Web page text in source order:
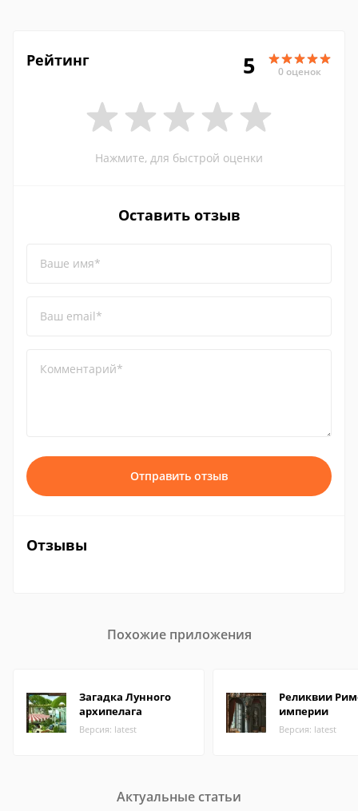
Рейтинг 5 0 оценок
Нажмите, для быстрой оценки
Оставить отзыв
Ваше имя*
Ваш email*
Комментарий*
Отправить отзыв
Отзывы
Похожие приложения
Загадка Лунного
архипелага
Версия: latest
Реликвии
империи
Версия: latest
Актуальные статьи